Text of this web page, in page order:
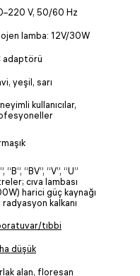
V, 50/60 Hz
lamba: 12V/30W
adaptörü
yeşil, sarı
kullanıcılar,
“B”, “BV”, “V”, “U”
cıva lambası
harici güç kaynağı
radyasyon kalkanı
tıbbi
düşük
alan, floresan